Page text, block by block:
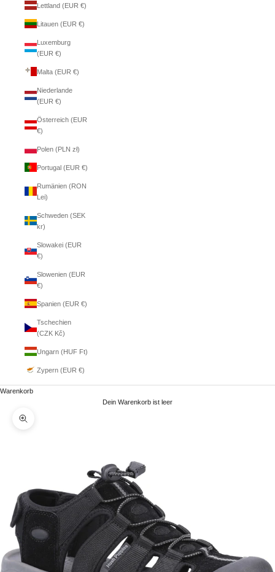
Lettland (EUR €)
Litauen (EUR €)
Luxemburg
(EUR €)
Malta (EUR €)
Niederlande
(EUR €)
Österreich (EUR
€)
Polen (PLN zł)
Portugal (EUR €)
Rumänien (RON
Lei)
Schweden (SEK
kr)
Slowakei (EUR
€)
Slowenien (EUR
€)
Spanien (EUR €)
Tschechien
(CZK Kč)
Ungarn (HUF Ft)
Zypern (EUR €)
Warenkorb
Dein Warenkorb ist leer
Bild vergrößern